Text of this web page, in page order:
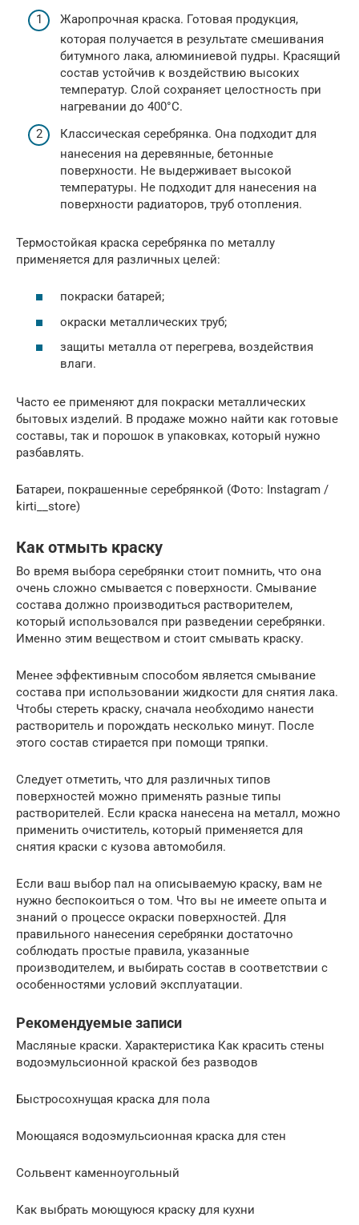
Жаропрочная краска. Готовая продукция,
которая получается в результате смешивания
битумного лака, алюминиевой пудры. Красящий
состав устойчив к воздействию высоких
температур. Слой сохраняет целостность при
нагревании до 400°С.
Классическая серебрянка. Она подходит для
нанесения на деревянные, бетонные
поверхности. Не выдерживает высокой
температуры. Не подходит для нанесения на
поверхности радиаторов, труб отопления.
Термостойкая краска серебрянка по металлу
применяется для различных целей:
покраски батарей;
окраски металлических труб;
защиты металла от перегрева, воздействия
влаги.
Часто ее применяют для покраски металлических
бытовых изделий. В продаже можно найти как готовые
составы, так и порошок в упаковках, который нужно
разбавлять.
Батареи, покрашенные серебрянкой (Фото: Instagram /
kirti__store)
Как отмыть краску
Во время выбора серебрянки стоит помнить, что она
очень сложно смывается с поверхности. Смывание
состава должно производиться растворителем,
который использовался при разведении серебрянки.
Именно этим веществом и стоит смывать краску.
Менее эффективным способом является смывание
состава при использовании жидкости для снятия лака.
Чтобы стереть краску, сначала необходимо нанести
растворитель и порождать несколько минут. После
этого состав стирается при помощи тряпки.
Следует отметить, что для различных типов
поверхностей можно применять разные типы
растворителей. Если краска нанесена на металл, можно
применить очиститель, который применяется для
снятия краски с кузова автомобиля.
Если ваш выбор пал на описываемую краску, вам не
нужно беспокоиться о том. Что вы не имеете опыта и
знаний о процессе окраски поверхностей. Для
правильного нанесения серебрянки достаточно
соблюдать простые правила, указанные
производителем, и выбирать состав в соответствии с
особенностями условий эксплуатации.
Рекомендуемые записи
Масляные краски. Характеристика Как красить стены
водоэмульсионной краской без разводов
Быстросохнущая краска для пола
Моющаяся водоэмульсионная краска для стен
Сольвент каменноугольный
Как выбрать моющуюся краску для кухни